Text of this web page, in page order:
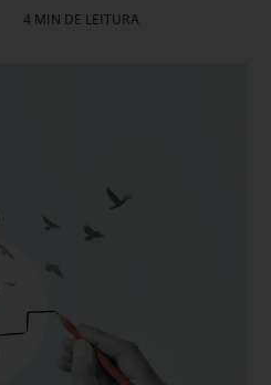
4 MIN DE LEITURA